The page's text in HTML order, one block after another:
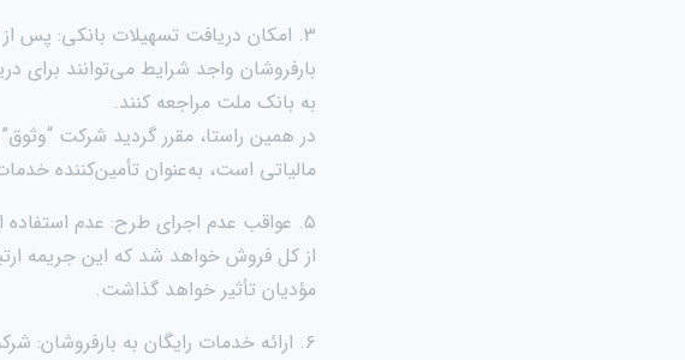
۳. امکان دریافت تسهیلات بانکی: پس
بارفروشان واجد شرایط می‌توانند برای
به بانک ملت مراجعه کنند.
در همین راستا، مقرر گردید شرکت
مالیاتی است، به‌عنوان تأمین‌کننده
از کل فروش خواهد شد که این جریمه
مؤدیان تأثیر خواهد گذاشت.
۶. ارائه خدمات رایگان به بارفروشان: